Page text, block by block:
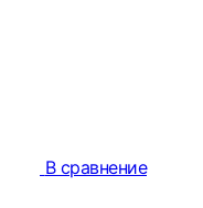
В сравнение